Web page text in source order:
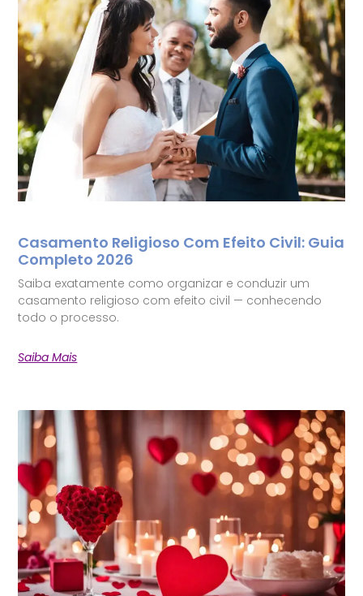
Casamento Religioso Com Efeito Civil: Guia
Completo 2026
Saiba exatamente como organizar e conduzir um
casamento religioso com efeito civil — conhecendo
todo o processo.
Saiba Mais